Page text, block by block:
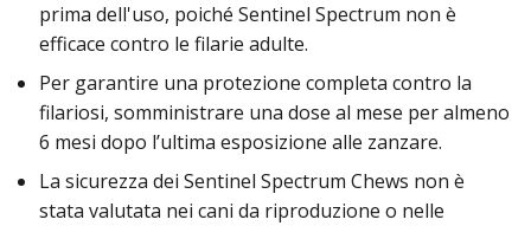
prima dell'uso, poiché Sentinel Spectrum non è
efficace contro le filarie adulte.
Per garantire una protezione completa contro la
filariosi, somministrare una dose al mese per almeno
6 mesi dopo l’ultima esposizione alle zanzare.
La sicurezza dei Sentinel Spectrum Chews non è
stata valutata nei cani da riproduzione o nelle